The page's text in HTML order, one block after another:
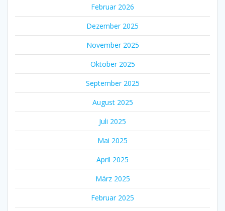
Februar 2026
Dezember 2025
November 2025
Oktober 2025
September 2025
August 2025
Juli 2025
Mai 2025
April 2025
März 2025
Februar 2025